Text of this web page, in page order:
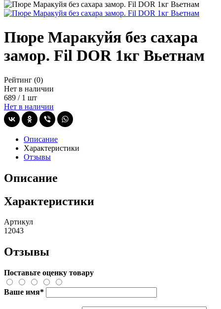
Пюре Маракуйя без сахара
замор. Fil DOR 1кг Вьетнам
Рейтинг (0)
Нет в наличии
689 / 1 шт
Нет в наличии
Описание
Характеристики
Отзывы
Описание
Характеристики
Артикул
12043
Отзывы
Поставьте оценку товару
Ваше имя*